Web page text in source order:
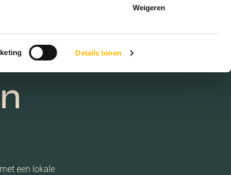
Details tonen
Weigeren
een lokale